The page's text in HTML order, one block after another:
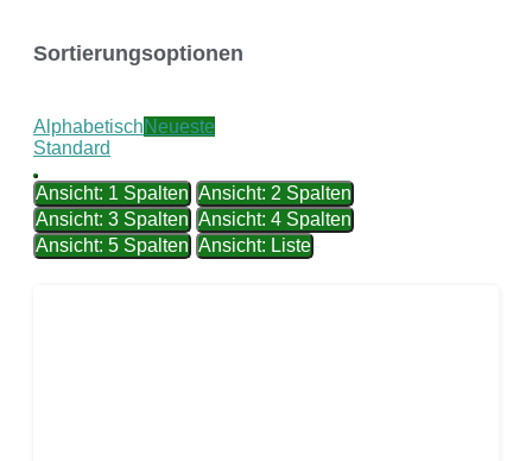
Sortierungsoptionen
AlphabetischNeueste
Standard
Ansicht: 1 Spalten Ansicht: 2 Spalten
Ansicht: 3 Spalten Ansicht: 4 Spalten
Ansicht: 5 Spalten Ansicht: Liste